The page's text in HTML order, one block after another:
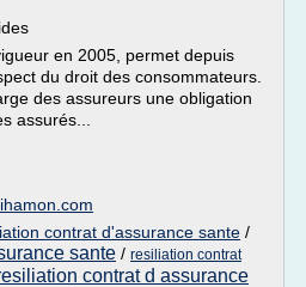
en 2005, permet depuis
du droit des consommateurs.
des assureurs une obligation
assurés...
contrat d'assurance sante /
sante / resiliation contrat
contrat d assurance